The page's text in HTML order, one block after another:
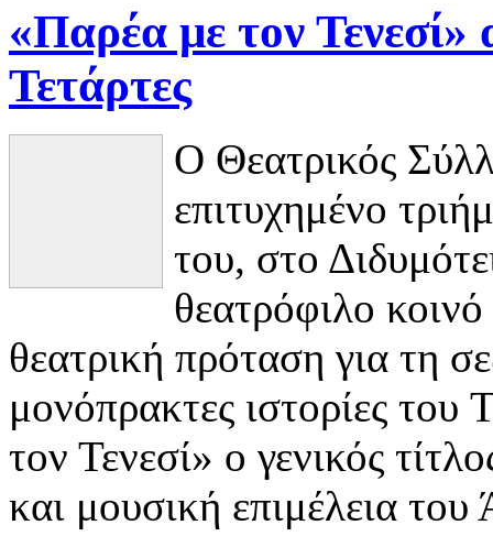
«Παρέα με τον
Τετάρτες
Ο Θεατρικός
επιτυχημένο
του, στο
θεατρόφιλο
θεατρική πρόταση για τη
μονόπρακτες ιστορίες
τον Τενεσί» ο γενικός
και μουσική επιμέλεια